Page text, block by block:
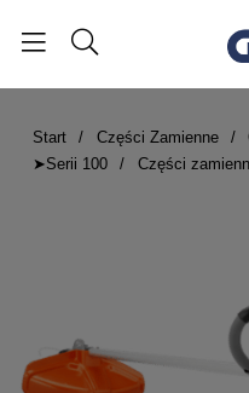
Start Części Zamienne
➤Serii 100
Części